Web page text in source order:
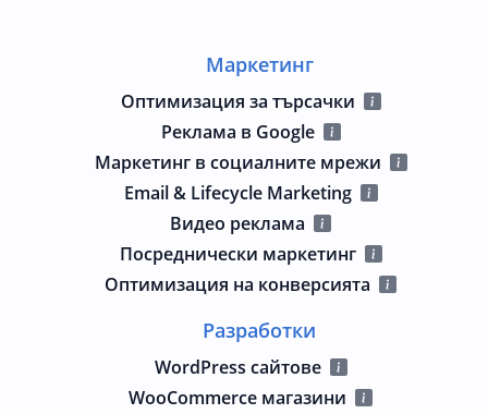
Маркетинг
Оптимизация за търсачки
Реклама в Google
Маркетинг в социалните мрежи
Email & Lifecycle Marketing
Видео реклама
Посреднически маркетинг
Оптимизация на конверсията
Разработки
WordPress сайтове
WooCommerce магазини